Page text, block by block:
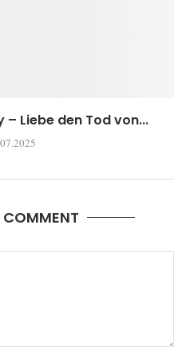
– Liebe den Tod von...
COMMENT